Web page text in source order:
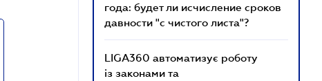
года: будет ли исчисление сроков
давности "с чистого листа"?
LIGA360 автоматизує роботу
із законами та